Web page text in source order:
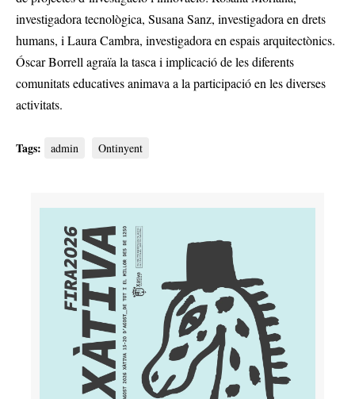
investigadora tecnològica, Susana Sanz, investigadora en drets
humans, i Laura Cambra, investigadora en espais arquitectònics.
Óscar Borrell agraïa la tasca i implicació de les diferents
comunitats educatives animava a la participació en les diverses
activitats.
Tags: admin Ontinyent